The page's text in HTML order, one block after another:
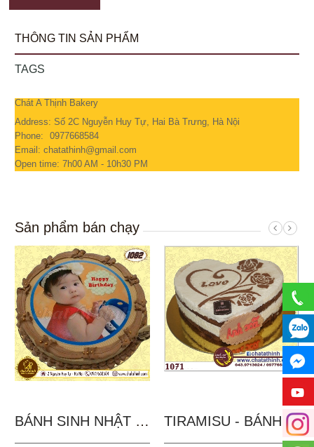
THÔNG TIN SẢN PHẨM
TAGS
Chát A Thịnh Bakery
Address: Số 2C Nguyễn Huy Tự, Hai Bà Trưng, Hà Nội
Phone:
0977668584
Email: chatathinh@gmail.com
Open time: 7h00 AM - 10h30 PM
Sản phẩm bán chạy
BÁNH SINH NHẬT IN... TIRAMISU - BÁNH TẶNG...